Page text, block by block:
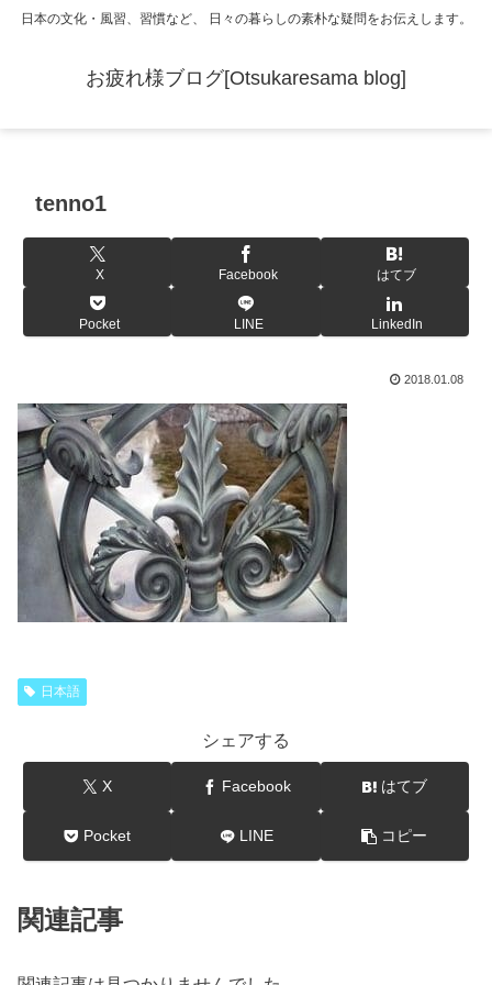
日本の文化・風習、習慣など、 日々の暮らしの素朴な疑問をお伝えします。
お疲れ様ブログ[Otsukaresama blog]
tenno1
X Facebook はてブ
Pocket LINE LinkedIn
2018.01.08
日本語
シェアする
X Facebook はてブ
Pocket LINE コピー
関連記事